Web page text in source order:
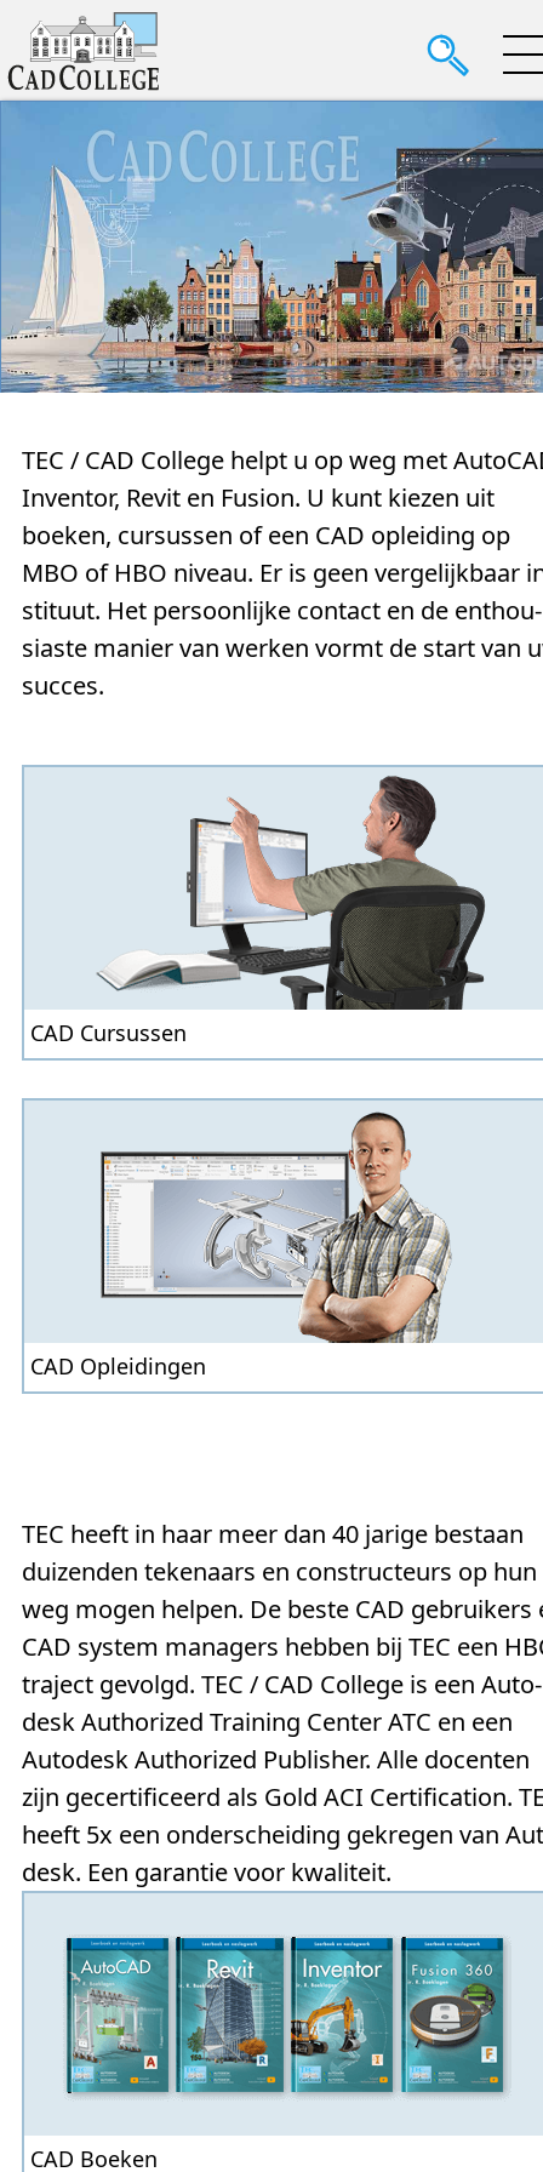
TEC / CAD College helpt u op weg met
Inventor, Revit en Fusion. U kunt kiezen uit
boeken, cursussen of een CAD oplei­ding op
MBO of HBO niveau. Er is geen verge­lijk­baar
sti­tuut. Het persoon­lijke contact en de en­thou­
siaste manier van werken vormt de start van
succes.
CAD Cursussen
AutoCAD (lt) basisupdategevorderd
Inventor
basisupdategevorderd
basisgevorderdexpert
basis-gevorderd
basis-
SketchUp
CAD Opleidingen
TEC heeft in haar meer dan 40 jarige bestaan
duizenden tekenaars en con­struc­teurs op hun
weg mogen helpen. De beste CAD ge­brui­kers
CAD system ma­na­gers hebben bij TEC een
tra­ject gevolgd. TEC / CAD College is een Auto­
desk Authorized Training Center ATC en een
Autodesk Autho­rized Publisher. Alle docenten
zijn gecer­tifi­ceerd als Gold ACI Certifi­cation.
heeft 5x een onder­schei­ding ge­kre­gen van
desk. Een ga­ran­tie voor kwa­li­teit.
CAD Boeken